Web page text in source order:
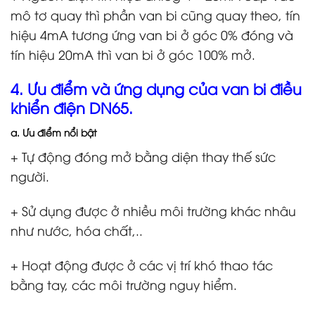
mô tơ quay thì phần van bi cũng quay theo, tín
hiệu 4mA tương ứng van bi ở góc 0% đóng và
tín hiệu 20mA thì van bi ở góc 100% mở.
4. Ưu điểm và ứng dụng của van bi điều
khiển điện DN65.
a. Ưu điểm nổi bật
+ Tự động đóng mở bằng diện thay thế sức
người.
+ Sử dụng được ở nhiều môi trường khác nhâu
như nước, hóa chất,..
+ Hoạt động được ở các vị trí khó thao tác
bằng tay, các môi trường nguy hiểm.